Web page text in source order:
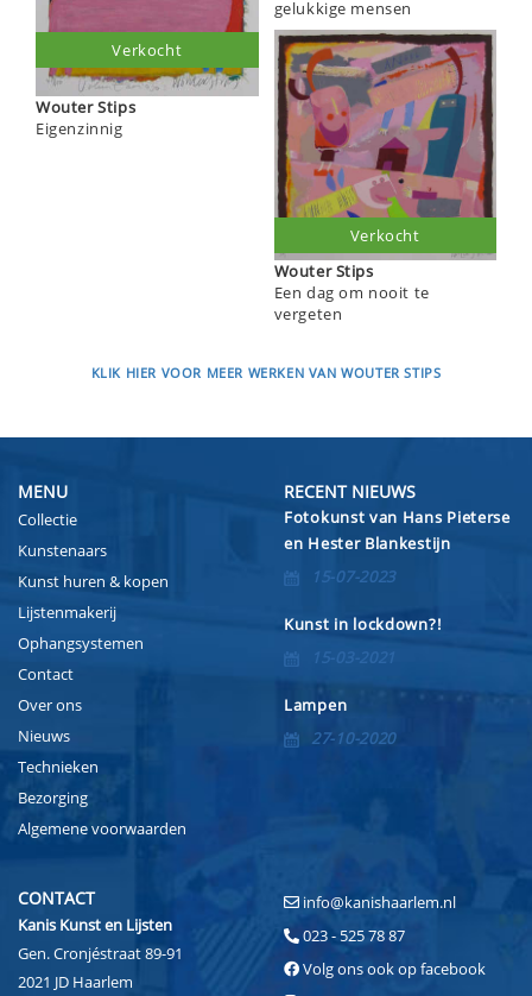
Wouter Stips
Eigenzinnig
Verkocht
gelukkige mensen
Wouter Stips
Een dag om nooit te
vergeten
Verkocht
KLIK HIER VOOR MEER WERKEN VAN WOUTER STIPS
MENU
Collectie
Kunstenaars
Kunst huren & kopen
Lijstenmakerij
Ophangsystemen
Contact
Over ons
Nieuws
Technieken
Bezorging
Algemene voorwaarden
RECENT NIEUWS
Fotokunst van Hans Pieterse
en Hester Blankestijn
15-07-2023
Kunst in lockdown?!
15-03-2021
Lampen
27-10-2020
CONTACT
Kanis Kunst en Lijsten
Gen. Cronjéstraat 89-91
2021 JD Haarlem
info@kanishaarlem.nl
023 - 525 78 87
Volg ons ook op facebook